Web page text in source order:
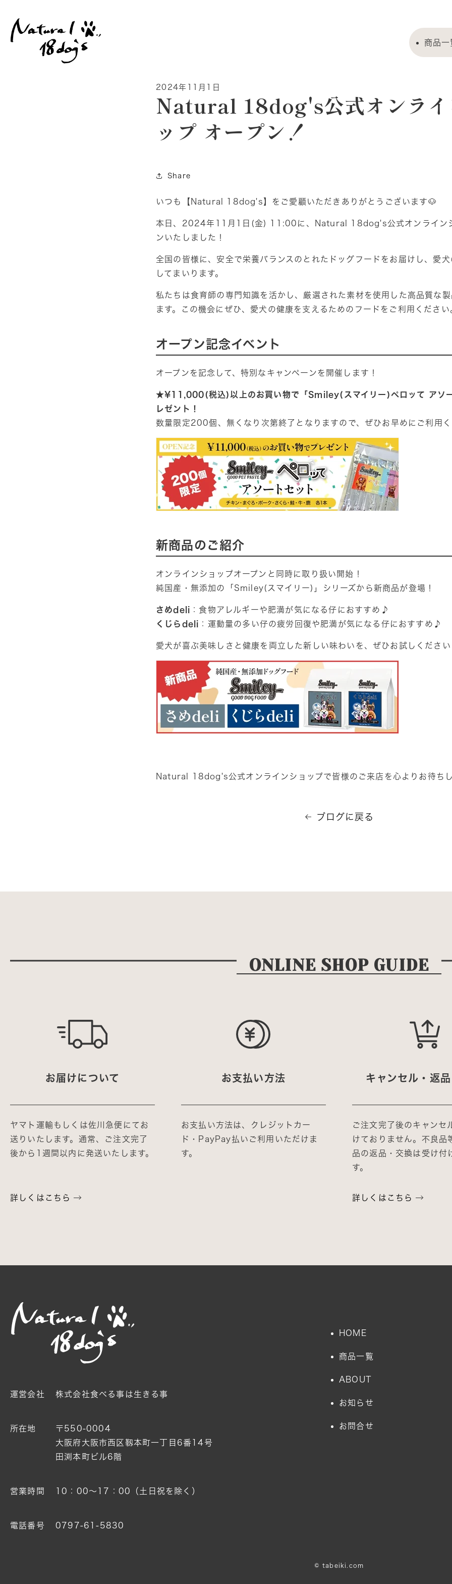
進む
商品一
Natural 18dog's公式オンライ
ップ オープン！
2024年11月1日
Share
いつも【Natural 18dog's】をご愛顧いただきありがとうございます🐶
本日、2024年11月1日(金) 11:00に、Natural 18dog's公式オンライン
ンいたしました！
全国の皆様に、安全で栄養バランスのとれたドッグフードをお届けし、愛犬
してまいります。
私たちは食育師の専門知識を活かし、厳選された素材を使用した高品質な
ます。この機会にぜひ、愛犬の健康を支えるためのフードをご利用ください
オープン記念イベント
オープンを記念して、特別なキャンペーンを開催します！
★¥11,000(税込)以上のお買い物で「Smiley(スマイリー)ペロッて アソ
レゼント！
数量限定200個、無くなり次第終了となりますので、ぜひお早めにご利用く
新商品のご紹介
オンラインショップオープンと同時に取り扱い開始！
純国産・無添加の「Smiley(スマイリー)」シリーズから新商品が登場！
さめdeli ：食物アレルギーや肥満が気になる仔におすすめ♪
くじらdeli ：運動量の多い仔の疲労回復や肥満が気になる仔におすすめ♪
愛犬が喜ぶ美味しさと健康を両立した新しい味わいを、ぜひお試しください
Natural 18dog's公式オンラインショップで皆様のご来店を心よりお待ちし
ブログに戻る
ONLINE SHOP GUIDE
お届けについて
ヤマト運輸もしくは佐川急便にてお
送りいたします。通常、ご注文完了
後から1週間以内に発送いたします。
詳しくはこちら
お支払い方法
お支払い方法は、クレジットカー
ド・PayPay払いご利用いただけま
す。
キャンセル・返
ご注文完了後のキャンセ
けておりません。不良品
品の返品・交換は受け付
す。
詳しくはこちら
運営会社 株式会社食べる事は生きる事
所在地
〒550-0004
大阪府大阪市西区靱本町一丁目6番14号
田渕本町ビル6階
営業時間 10：00〜17：00（土日祝を除く）
電話番号 0797-61-5830
HOME
商品一覧
ABOUT
お知らせ
お問合せ
© tabeiki.com